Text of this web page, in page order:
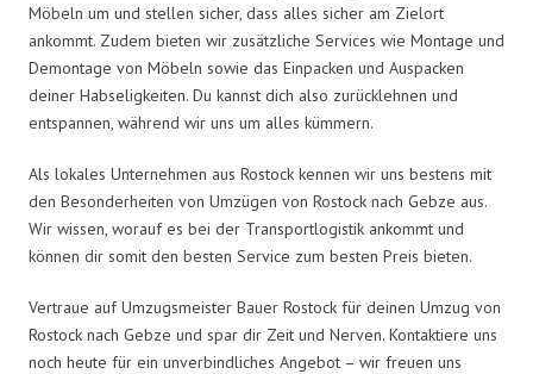
Möbeln um und stellen sicher, dass alles sicher am Zielort
ankommt. Zudem bieten wir zusätzliche Services wie Montage und
Demontage von Möbeln sowie das Einpacken und Auspacken
deiner Habseligkeiten. Du kannst dich also zurücklehnen und
entspannen, während wir uns um alles kümmern.
Als lokales Unternehmen aus Rostock kennen wir uns bestens mit
den Besonderheiten von Umzügen von Rostock nach Gebze aus.
Wir wissen, worauf es bei der Transportlogistik ankommt und
können dir somit den besten Service zum besten Preis bieten.
Vertraue auf Umzugsmeister Bauer Rostock für deinen Umzug von
Rostock nach Gebze und spar dir Zeit und Nerven. Kontaktiere uns
noch heute für ein unverbindliches Angebot – wir freuen uns